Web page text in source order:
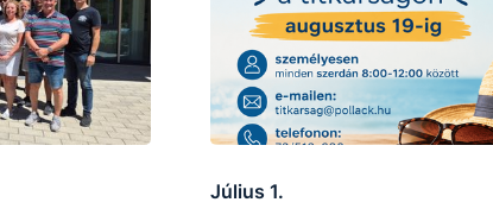
Július 1.